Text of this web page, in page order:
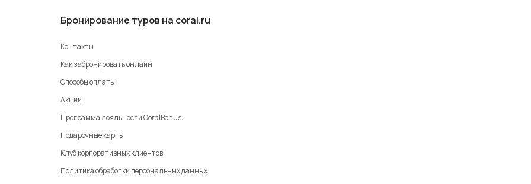
Бронирование туров на coral.ru
Контакты
Как забронировать онлайн
Способы оплаты
Акции
Программа лояльности CoralBonus
Подарочные карты
Клуб корпоративных клиентов
Политика обработки персональных данных